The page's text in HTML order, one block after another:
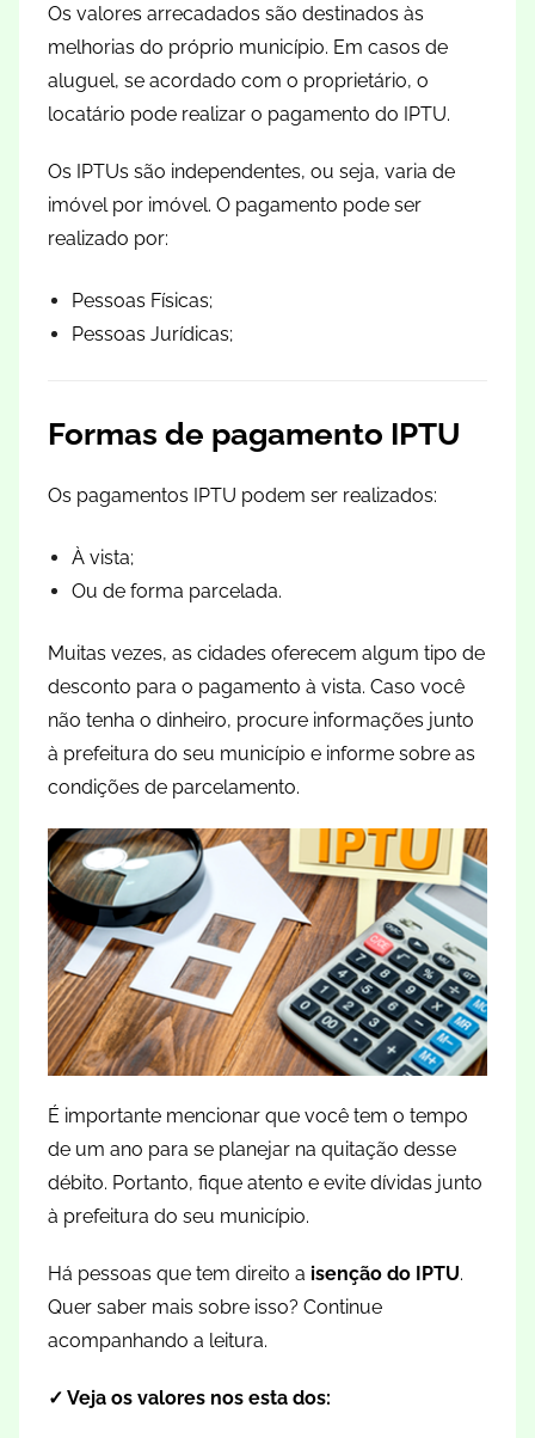
Os valores arrecadados são destinados às
melhorias do próprio município. Em casos de
aluguel, se acordado com o proprietário, o
locatário pode realizar o pagamento do IPTU.
Os IPTUs são independentes, ou seja, varia de
imóvel por imóvel. O pagamento pode ser
realizado por:
Pessoas Físicas;
Pessoas Jurídicas;
Formas de pagamento IPTU
Os pagamentos IPTU podem ser realizados:
À vista;
Ou de forma parcelada.
Muitas vezes, as cidades oferecem algum tipo de
desconto para o pagamento à vista. Caso você
não tenha o dinheiro, procure informações junto
à prefeitura do seu município e informe sobre as
condições de parcelamento.
É importante mencionar que você tem o tempo
de um ano para se planejar na quitação desse
débito. Portanto, fique atento e evite dívidas junto
à prefeitura do seu município.
Há pessoas que tem direito a isenção do IPTU.
Quer saber mais sobre isso? Continue
acompanhando a leitura.
✓ Veja os valores nos esta dos: